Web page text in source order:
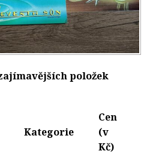
položek
Kategorie
Cena
(v
Kč)